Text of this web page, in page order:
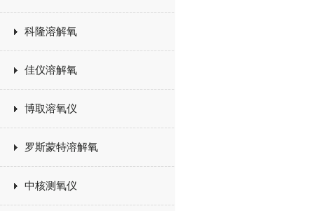
科隆溶解氧
佳仪溶解氧
博取溶氧仪
罗斯蒙特溶解氧
中核测氧仪